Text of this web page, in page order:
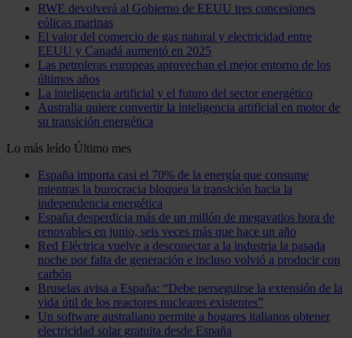
RWE devolverá al Gobierno de EEUU tres concesiones
eólicas marinas
El valor del comercio de gas natural y electricidad entre
EEUU y Canadá aumentó en 2025
Las petroleras europeas aprovechan el mejor entorno de los
últimos años
La inteligencia artificial y el futuro del sector energético
Australia quiere convertir la inteligencia artificial en motor de
su transición energética
Lo más leído Último mes
España importa casi el 70% de la energía que consume
mientras la burocracia bloquea la transición hacia la
independencia energética
España desperdicia más de un millón de megavatios hora de
renovables en junio, seis veces más que hace un año
Red Eléctrica vuelve a desconectar a la industria la pasada
noche por falta de generación e incluso volvió a producir con
carbón
Bruselas avisa a España: “Debe perseguirse la extensión de la
vida útil de los reactores nucleares existentes”
Un software australiano permite a hogares italianos obtener
electricidad solar gratuita desde España